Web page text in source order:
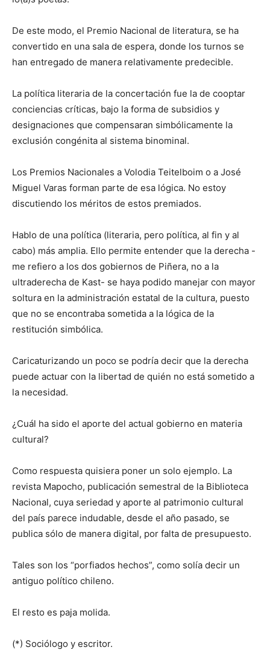
De este modo, el Premio Nacional de literatura, se ha
convertido en una sala de espera, donde los turnos se
han entregado de manera relativamente predecible.
La política literaria de la concertación fue la de cooptar
conciencias críticas, bajo la forma de subsidios y
designaciones que compensaran simbólicamente la
exclusión congénita al sistema binominal.
Los Premios Nacionales a Volodia Teitelboim o a José
Miguel Varas forman parte de esa lógica. No estoy
discutiendo los méritos de estos premiados.
Hablo de una política (literaria, pero política, al fin y al
cabo) más amplia. Ello permite entender que la derecha -
me refiero a los dos gobiernos de Piñera, no a la
ultraderecha de Kast- se haya podido manejar con mayor
soltura en la administración estatal de la cultura, puesto
que no se encontraba sometida a la lógica de la
restitución simbólica.
Caricaturizando un poco se podría decir que la derecha
puede actuar con la libertad de quién no está sometido a
la necesidad.
¿Cuál ha sido el aporte del actual gobierno en materia
cultural?
Como respuesta quisiera poner un solo ejemplo. La
revista Mapocho, publicación semestral de la Biblioteca
Nacional, cuya seriedad y aporte al patrimonio cultural
del país parece indudable, desde el año pasado, se
publica sólo de manera digital, por falta de presupuesto.
Tales son los “porfiados hechos”, como solía decir un
antiguo político chileno.
El resto es paja molida.
(*) Sociólogo y escritor.